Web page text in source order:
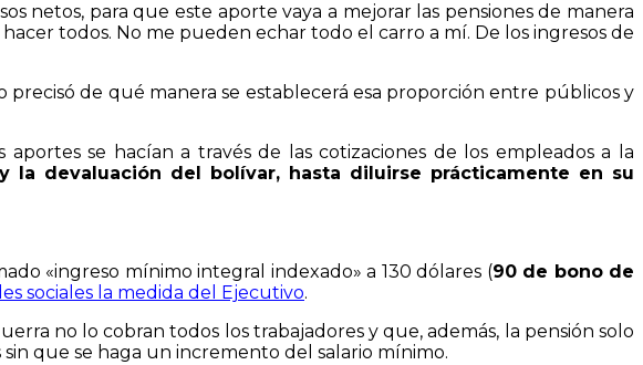
netos, para que este aporte vaya a mejorar las pensiones de manera
todos. No me pueden echar todo el carro a mí. De los ingresos de
de qué manera se establecerá esa proporción entre públicos y
aportes se hacían a través de las cotizaciones de los empleados a la
devaluación del bolívar, hasta diluirse prácticamente en su
«ingreso mínimo integral indexado» a 130 dólares (90 de bono de
sociales la medida del Ejecutivo.
no lo cobran todos los trabajadores y que, además, la pensión solo
que se haga un incremento del salario mínimo.